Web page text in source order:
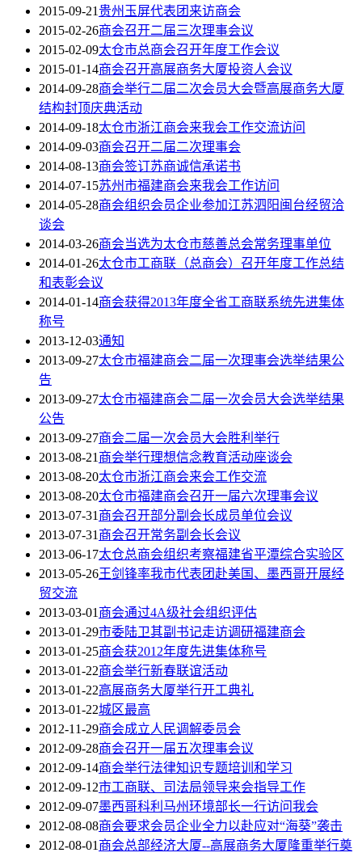
2015-09-21贵州玉屏代表团来访商会
2015-02-26商会召开二届三次理事会议
2015-02-09太仓市总商会召开年度工作会议
2015-01-14商会召开高展商务大厦投资人会议
2014-09-28商会举行二届二次会员大会暨高展商务大厦
结构封顶庆典活动
2014-09-18太仓市浙江商会来我会工作交流访问
2014-09-03商会召开二届二次理事会
2014-08-13商会签订苏商诚信承诺书
2014-07-15苏州市福建商会来我会工作访问
2014-05-28商会组织会员企业参加江苏泗阳闽台经贸洽
谈会
2014-03-26商会当选为太仓市慈善总会常务理事单位
2014-01-26太仓市工商联（总商会）召开年度工作总结
和表彰会议
2014-01-14商会获得2013年度全省工商联系统先进集体
称号
2013-12-03通知
2013-09-27太仓市福建商会二届一次理事会选举结果公
告
2013-09-27太仓市福建商会二届一次会员大会选举结果
公告
2013-09-27商会二届一次会员大会胜利举行
2013-08-21商会举行理想信念教育活动座谈会
2013-08-20太仓市浙江商会来会工作交流
2013-08-20太仓市福建商会召开一届六次理事会议
2013-07-31商会召开部分副会长成员单位会议
2013-07-31商会召开常务副会长会议
2013-06-17太仓总商会组织考察福建省平潭综合实验区
2013-05-26王剑锋率我市代表团赴美国、墨西哥开展经
贸交流
2013-03-01商会通过4A级社会组织评估
2013-01-29市委陆卫其副书记走访调研福建商会
2013-01-25商会获2012年度先进集体称号
2013-01-22商会举行新春联谊活动
2013-01-22高展商务大厦举行开工典礼
2013-01-22城区最高
2012-11-29商会成立人民调解委员会
2012-09-28商会召开一届五次理事会议
2012-09-14商会举行法律知识专题培训和学习
2012-09-12市工商联、司法局领导来会指导工作
2012-09-07墨西哥科利马州环境部长一行访问我会
2012-08-08商会要求会员企业全力以赴应对“海葵”袭击
2012-08-01商会总部经济大厦--高展商务大厦隆重举行奠